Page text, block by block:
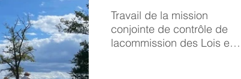
Travail de la mission
conjointe de contrôle de
lacommission des Lois et